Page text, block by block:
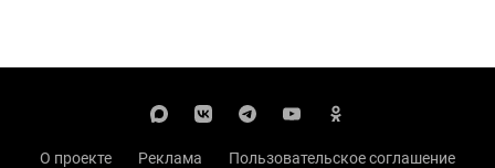
О проекте Реклама
Пользовательское соглашение